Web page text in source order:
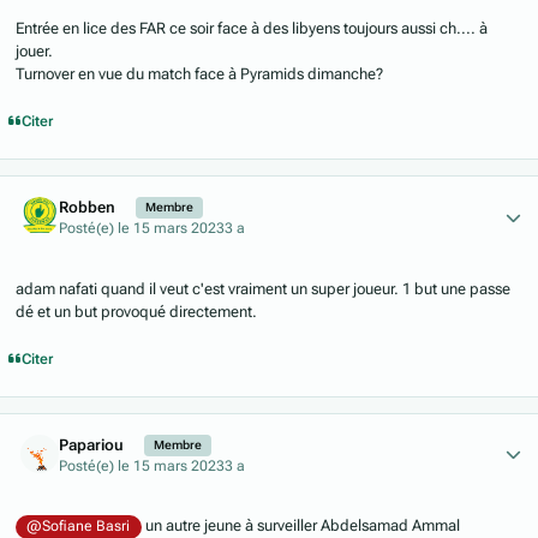
Entrée en lice des FAR ce soir face à des libyens toujours aussi ch.... à
jouer.
Turnover en vue du match face à Pyramids dimanche?
Citer
Robben Membre
Posté(e) le 15 mars 20233 a
adam nafati quand il veut c'est vraiment un super joueur. 1 but une passe
dé et un but provoqué directement.
Citer
Papariou Membre
Posté(e) le 15 mars 20233 a
@Sofiane Basri un autre jeune à surveiller Abdelsamad Ammal